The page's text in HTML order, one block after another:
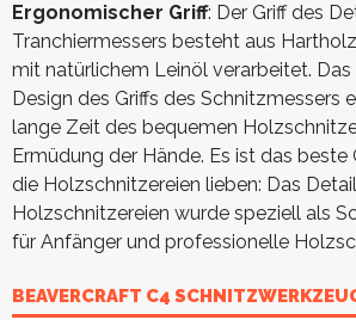
Ergonomischer Griff: Der Griff des
Tranchiermessers besteht aus
mit natürlichem Leinöl verarbeitet.
Design des Griffs des Schnitzmessers
lange Zeit des bequemen
Ermüdung der Hände. Es ist das beste
die Holzschnitzereien lieben: Das
Holzschnitzereien wurde speziell als
für Anfänger und professionelle
BEAVERCRAFT C4